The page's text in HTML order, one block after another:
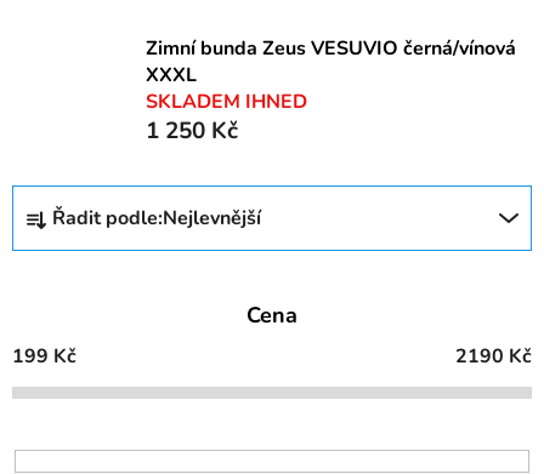
Zimní bunda Zeus VESUVIO černá/vínová
XXXL
SKLADEM IHNED
1 250 Kč
Ř
z
í
p
o
Řadit podle:Nejlevnější
Cena
199 Kč 2190 Kč